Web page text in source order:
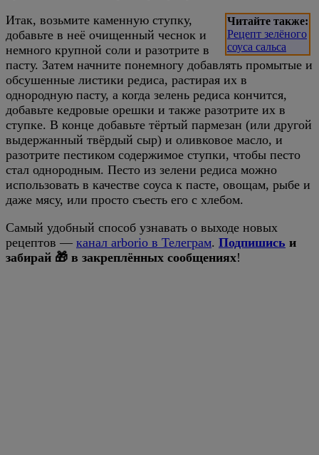
Читайте также:
Рецепт зелёного
соуса сальса
Итак, возьмите каменную ступку,
добавьте в неё очищенный чеснок и
немного крупной соли и разотрите в
пасту. Затем начните понемногу добавлять промытые и
обсушенные листики редиса, растирая их в
однородную пасту, а когда зелень редиса кончится,
добавьте кедровые орешки и также разотрите их в
ступке. В конце добавьте тёртый пармезан (или другой
выдержанный твёрдый сыр) и оливковое масло, и
разотрите пестиком содержимое ступки, чтобы песто
стал однородным. Песто из зелени редиса можно
использовать в качестве соуса к пасте, овощам, рыбе и
даже мясу, или просто съесть его с хлебом.
Самый удобный способ узнавать о выходе новых
рецептов — канал arborio в Телеграм. Подпишись и
забирай 🎁 в закреплённых сообщениях!